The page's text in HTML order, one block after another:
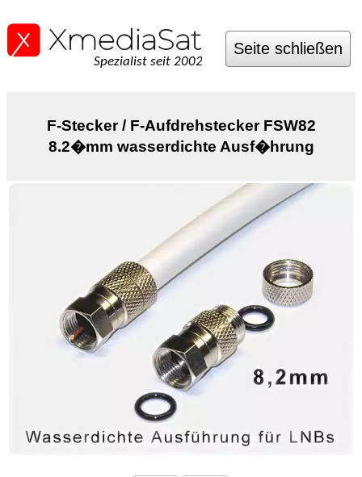
Spezialist seit 2002
Seite schließen
F-Stecker / F-Aufdrehstecker FSW82
8.2�mm wasserdichte Ausf�hrung